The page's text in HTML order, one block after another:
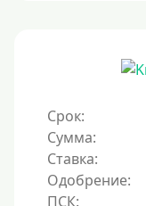
С просрочками
Залог
Под залог ПТС
Без залога
Срок:
Сумма:
Ставка:
Одобрение: